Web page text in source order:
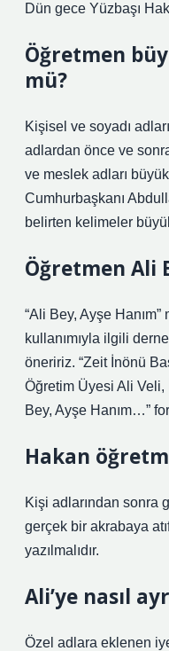
Dün gece Yüzbaşı
Öğretmen
mü?
Kişisel ve soyadı
adlardan önce ve
ve meslek adları
Cumhurbaşkanı
belirten kelimeler
Öğretmen Ali
“Ali Bey, Ayşe
kullanımıyla ilgili
öneririz. “Zeit İnönü
Öğretim Üyesi Ali Veli,
Bey, Ayşe Hanım…”
Hakan
Kişi adlarından sonra
gerçek bir akrabaya
yazılmalıdır.
Ali’ye nasıl
Özel adlara eklenen